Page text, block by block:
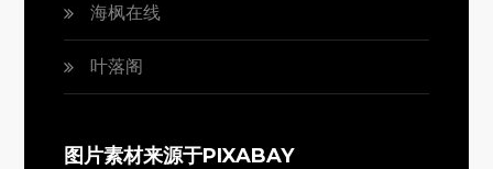
海枫在线
叶落阁
图片素材来源于PIXABAY